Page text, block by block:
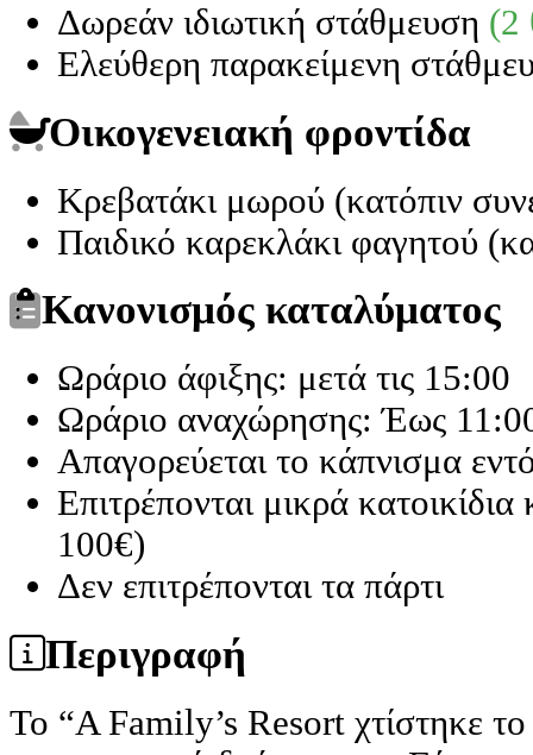
Δωρεάν ιδιωτική στάθμευση (2
Ελεύθερη παρακείμενη
Οικογενειακή φροντίδα
Κρεβατάκι μωρού (κατόπιν
Παιδικό καρεκλάκι φαγητού
Κανονισμός καταλύματος
Ωράριο άφιξης: μετά τις 15:00
Ωράριο αναχώρησης: Έως
Απαγορεύεται το κάπνισμα
Επιτρέπονται μικρά
100€)
Δεν επιτρέπονται τα πάρτι
Περιγραφή
Το “A Family’s Resort χτίστηκε